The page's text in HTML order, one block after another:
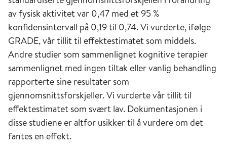
av fysisk aktivitet var 0,47 med et 95 %
konfidensintervall på 0,19 til 0,74. Vi vurderte, ifølge
GRADE, vår tillit til effektestimatet som middels.
Andre studier som sammenlignet kognitive terapier
sammenlignet med ingen tiltak eller vanlig behandling
rapporterte sine resultater som
gjennomsnittsforskjeller. Vi vurderte vår tillit til
effektestimatet som svært lav. Dokumentasjonen i
disse studiene er altfor usikker til å vurdere om det
fantes en effekt.